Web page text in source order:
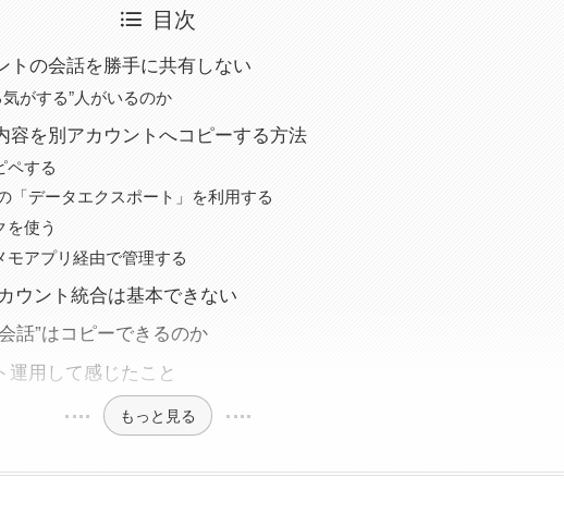
目次
トの会話を勝手に共有しない
がする”人がいるのか
容を別アカウントへコピーする方法
ペする
「データエクスポート」を利用する
使う
アプリ経由で管理する
ウント統合は基本できない
話”はコピーできるのか
用して感じたこと
もっと見る